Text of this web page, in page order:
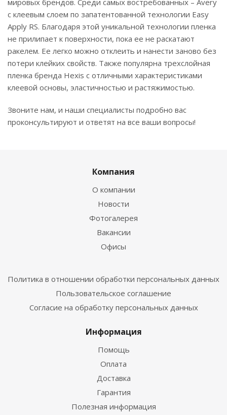
мировых брендов. Среди самых востребованных – Avery
с клеевым слоем по запатентованной технологии Easy
Apply RS. Благодаря этой уникальной технологии пленка
не прилипает к поверхности, пока ее не раскатают
ракелем. Ее легко можно отклеить и нанести заново без
потери клейких свойств. Также популярна трехслойная
пленка бренда Hexis с отличными характеристиками
клеевой основы, эластичностью и растяжимостью.
Звоните нам, и наши специалисты подробно вас
проконсультируют и ответят на все ваши вопросы!
Компания
О компании
Новости
Фотогалерея
Вакансии
Офисы
Политика в отношении обработки персональных данных
Пользовательское соглашение
Согласие на обработку персональных данных
Информация
Помощь
Оплата
Доставка
Гарантия
Полезная информация